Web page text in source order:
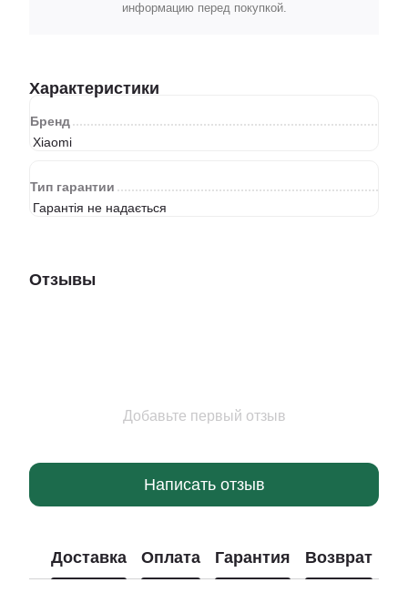
информацию перед покупкой.
Характеристики
Бренд
Xiaomi
Тип гарантии
Гарантія не надається
Отзывы
Добавьте первый отзыв
Написать отзыв
Доставка Оплата Гарантия Возврат